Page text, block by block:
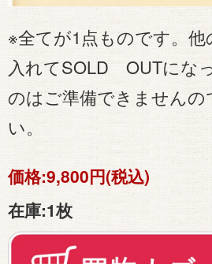
※全てが1点ものです。
入れてSOLD OUTにな
のはご準備できませんの
い。
価格:9,800円(税込)
在庫:1枚